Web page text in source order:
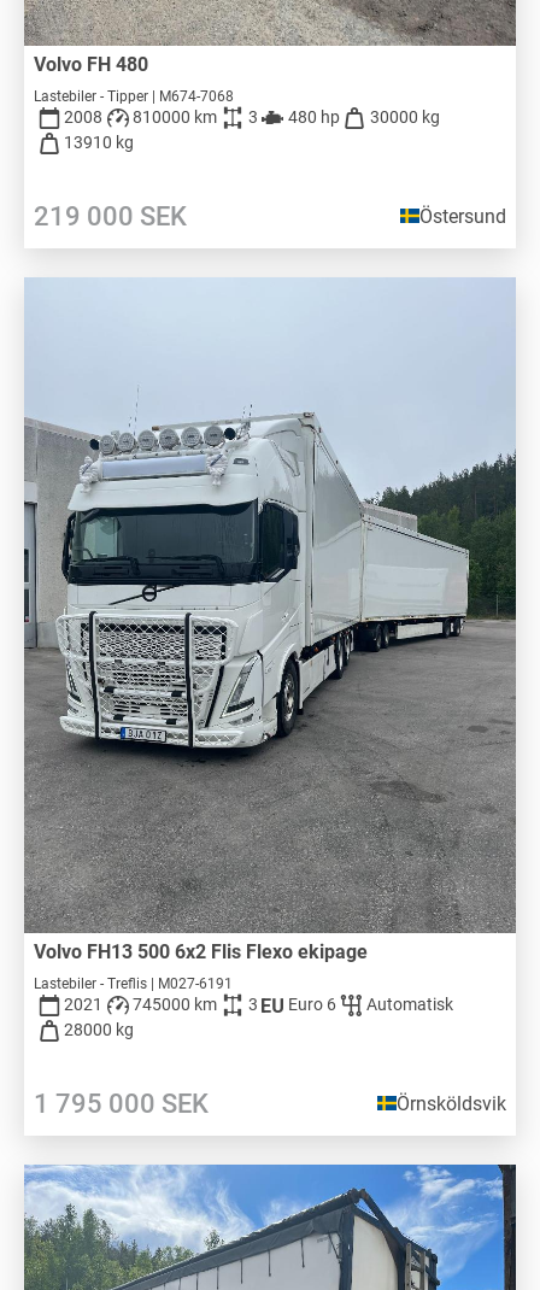
Volvo FH 480
Lastebiler - Tipper | M674-7068
2008 810000 km 3 480 hp
30000 kg
13910 kg
219 000 SEK Östersund
Volvo FH13 500 6x2 Flis Flexo ekipage
Lastebiler - Treflis | M027-6191
2021 745000 km 3 Euro 6
Automatisk
28000 kg
1 795 000 SEK Örnsköldsvik